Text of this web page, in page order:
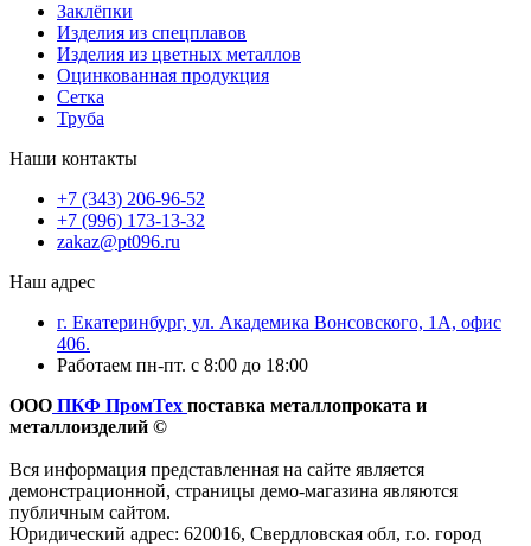
Заклёпки
Изделия из спецплавов
Изделия из цветных металлов
Оцинкованная продукция
Сетка
Труба
Наши контакты
+7 (343) 206-96-52
+7 (996) 173-13-32
zakaz@pt096.ru
Наш адрес
г. Екатеринбург, ул. Академика Вонсовского, 1А, офис
406.
Работаем пн-пт. с 8:00 до 18:00
ООО ПКФ ПромТех поставка металлопроката и
металлоизделий ©
Вся информация представленная на сайте является
демонстрационной, страницы демо-магазина являются
публичным сайтом.
Юридический адрес: 620016, Свердловская обл, г.о. город